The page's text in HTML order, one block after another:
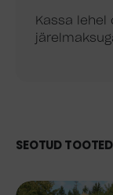
Kassa lehel
SEOTUD TOOTED